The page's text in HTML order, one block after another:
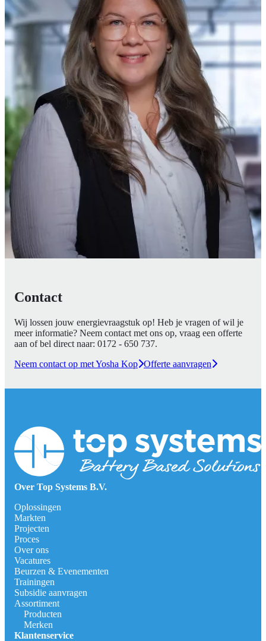
Contact
Wij lossen jouw energievraagstuk op! Heb je vragen of wil je
meer informatie? Neem contact met ons op, vraag een offerte
aan of bel direct naar: 0172 - 650 737.
Neem contact op met Yosha Kop Offerte aanvragen
Over Top Systems B.V.
Oplossingen
Markten
Projecten
Proces
Over ons
Vacatures
Beurzen & Evenementen
Trainingen
Subsidie aanvragen
Assortiment
Producten
Merken
Klantenservice